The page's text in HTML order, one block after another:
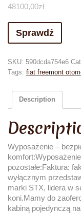
48100,00zł
Sprawdź
SKU: 590dcda754e6
Tags: fiat freemont
Description
Wyposażenie –
pozostałe:Faktura:
wyłącznym
marki STX, lidera w
koni.Mamy do
kabiną pojedynczą